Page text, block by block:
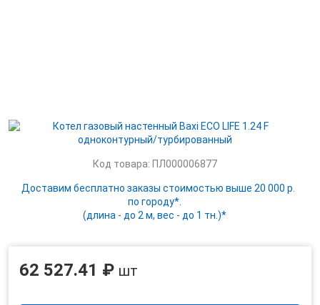
Код товара: ПЛ000006877
Доставим бесплатно заказы стоимостью выше 20 000 р.
по городу*.
(длина - до 2 м, вес - до 1 тн.)*
62 527.41 ₽ шт